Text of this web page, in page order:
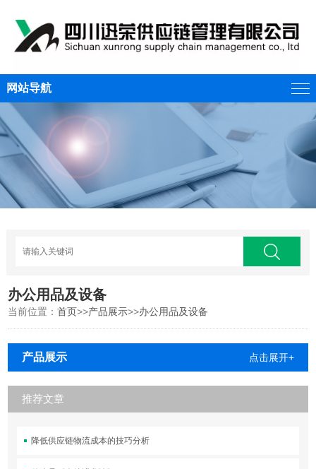
网站导航
办公用品及设备
当前位置：首页>>产品展示>>办公用品及设备
产品展示 点击展开+
推荐文章
降低供应链物流成本的技巧分析